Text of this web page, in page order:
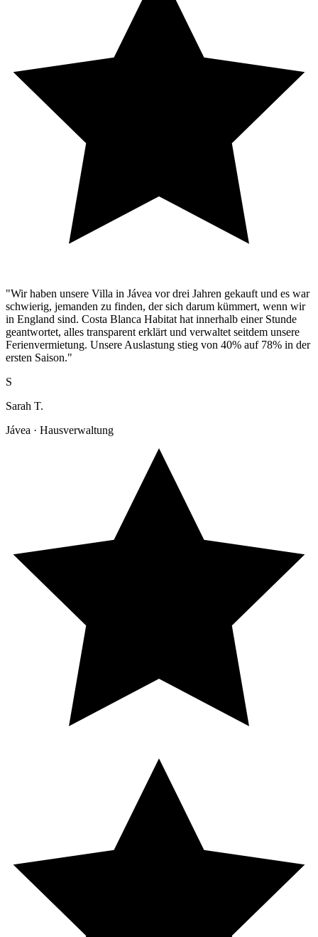
"Wir haben unsere Villa in Jávea vor drei Jahren gekauft und es war
schwierig, jemanden zu finden, der sich darum kümmert, wenn wir
in England sind. Costa Blanca Habitat hat innerhalb einer Stunde
geantwortet, alles transparent erklärt und verwaltet seitdem unsere
Ferienvermietung. Unsere Auslastung stieg von 40% auf 78% in der
ersten Saison."
S
Sarah T.
Jávea · Hausverwaltung